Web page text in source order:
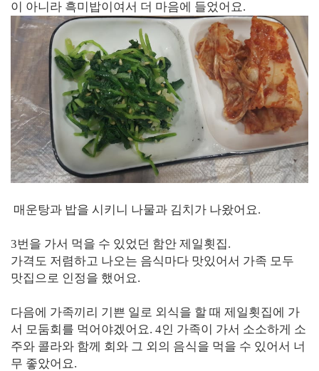
이 아니라 흑미밥이여서 더 마음에 들었어요.
매운탕과 밥을 시키니 나물과 김치가 나왔어요.
3번을 가서 먹을 수 있었던 함안 제일횟집.
가격도 저렴하고 나오는 음식마다 맛있어서 가족 모두
맛집으로 인정을 했어요.
다음에 가족끼리 기쁜 일로 외식을 할 때 제일횟집에 가
서 모둠회를 먹어야겠어요. 4인 가족이 가서 소소하게 소
주와 콜라와 함께 회와 그 외의 음식을 먹을 수 있어서 너
무 좋았어요.